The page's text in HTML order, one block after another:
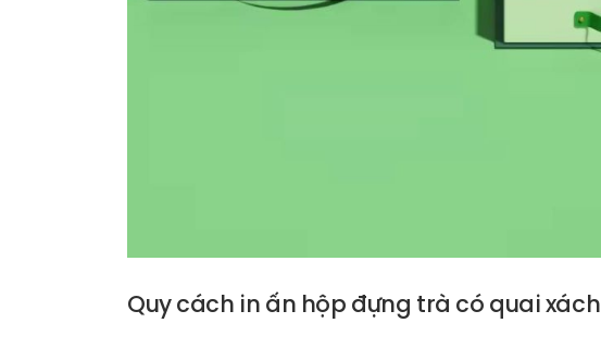
Quy cách in ấn hộp đựng trà có quai xách